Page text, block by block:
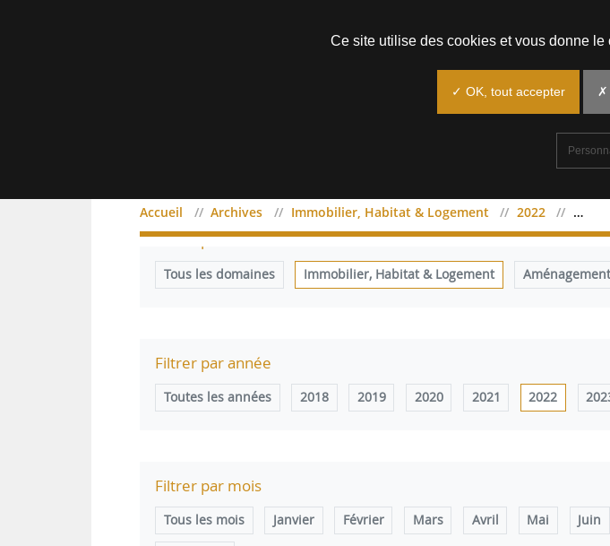
Accueil Archives Immobilier, Habitat & Logement 2022
Filtrer par domaine
Tous les domaines Immobilier, Habitat & Logement
Filtrer par année
Toutes les années 2018 2019 2020 2021 2022
Filtrer par mois
Tous les mois Janvier Février Mars Avril Mai Juin
Ce site utilise des cookies et vous donne
✓ OK, tout accepter ✗